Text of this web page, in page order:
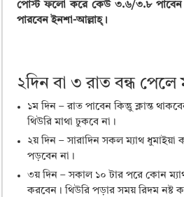
পোস্ট ফলো করে কেউ ৩.৬/৩.৮ পাবেন
পারবেন ইনশা-আল্লাহ্।
২দিন বা ৩ রাত বন্ধ পেলে
১ম দিন – রাত পাবেন কিন্তুু ক্লান্ত
থিউরি মাথা ঢুকবে না।
২য় দিন – সারাদিন সকল ম্যাথ
পড়বেন না।
৩য় দিন – সকাল ১০ টার পরে কোন
করবেন। থিউরি পড়ার সময় রিদম নষ্ট